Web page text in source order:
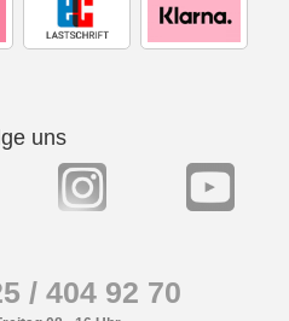
uns
/ 404 92 70